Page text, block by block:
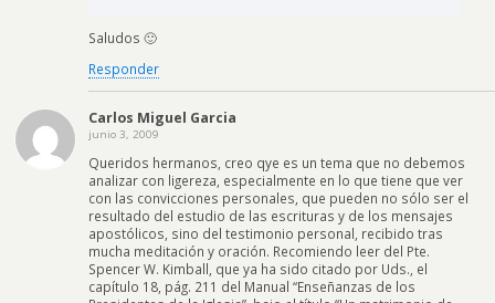
Saludos 🙂
Responder
Carlos Miguel Garcia
junio 3, 2009
Queridos hermanos, creo qye es un tema que no debemos
analizar con ligereza, especialmente en lo que tiene que ver
con las convicciones personales, que pueden no sólo ser el
resultado del estudio de las escrituras y de los mensajes
apostólicos, sino del testimonio personal, recibido tras
mucha meditación y oración. Recomiendo leer del Pte.
Spencer W. Kimball, que ya ha sido citado por Uds., el
capítulo 18, pág. 211 del Manual “Enseñanzas de los